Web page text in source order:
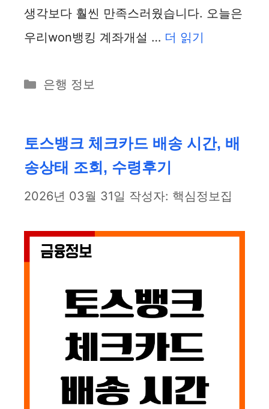
생각보다 훨씬 만족스러웠습니다. 오늘은
우리won뱅킹 계좌개설 … 더 읽기
카
리
은행 정보
토스뱅크 체크카드 배송 시간, 배
송상태 조회, 수령후기
2026년 03월 31일 작성자: 핵심정보집